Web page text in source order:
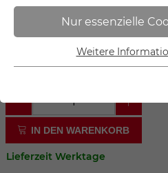
Hinweisschild -
Privat | Bitte
einwerfen - (2
IN DEN WARENKORB
Lieferzeit Werktage
Nur essenzielle
Essenziell
Essenzielle Cookies werden
die Webseite einwandfrei
Name cookie_optin
Cookie-
Weitere